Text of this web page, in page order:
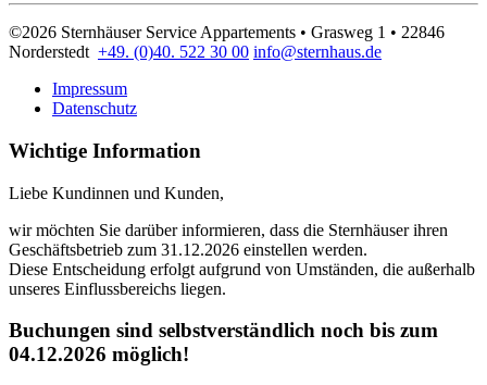
©2026 Sternhäuser Service Appartements • Grasweg 1 • 22846
Norderstedt +49. (0)40. 522 30 00 info@sternhaus.de
Impressum
Datenschutz
Wichtige Information
Liebe Kundinnen und Kunden,
wir möchten Sie darüber informieren, dass die Sternhäuser ihren
Geschäftsbetrieb zum 31.12.2026 einstellen werden.
Diese Entscheidung erfolgt aufgrund von Umständen, die außerhalb
unseres Einflussbereichs liegen.
Buchungen sind selbstverständlich noch bis zum
04.12.2026 möglich!